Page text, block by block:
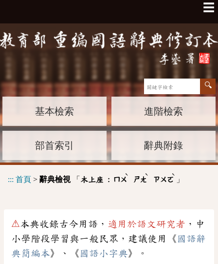
☰
基本檢索 進階檢索
部首索引 辭典附錄
::: 首頁 > 辭典檢視「 木上座 : ㄇㄨ
ˋ
ㄕㄤ
ˋ
ㄗㄨㄛ
ˋ
」
⚠本典收錄古今用語， 適用於語文研究者 ，中
小學階段學習與一般民眾，建議使用《 國語辭
典簡編本》、《 國語小字典》。